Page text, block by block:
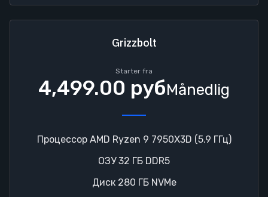
Grizzbolt
Starter fra
4,499.00 рубMånedlig
Процессор AMD Ryzen 9 7950X3D (5.9 ГГц)
ОЗУ 32 ГБ DDR5
Диск 280 ГБ NVMe